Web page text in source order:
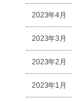
2023年4月
2023年3月
2023年2月
2023年1月